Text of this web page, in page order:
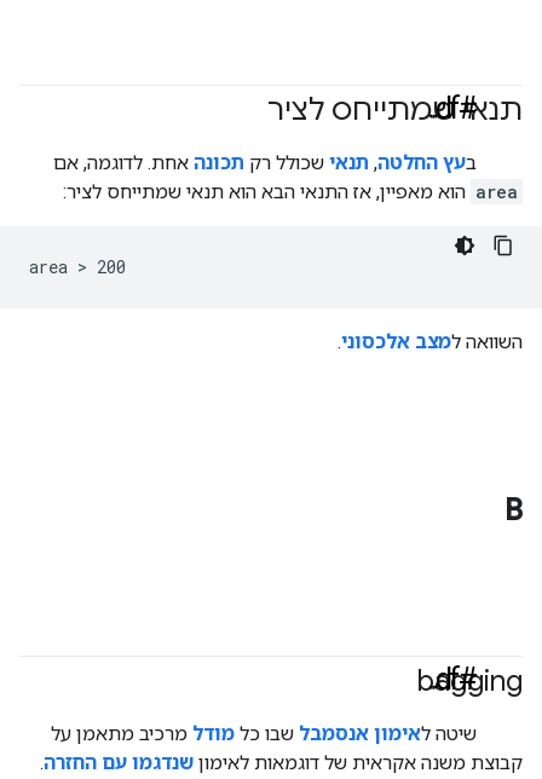
תנאי שמתייחס לציר
#df
בעץ החלטה, תנאי שכולל רק תכונה אחת. לדוגמה, אם
area הוא מאפיין, אז התנאי הבא הוא תנאי שמתייחס לציר:
area > 200
השוואה למצב אלכסוני.
B
bagging
#df
שיטה לאימון אנסמבל שבו כלמודל מרכיב מתאמן על
קבוצת משנה אקראית של דוגמאות לאימון שנדגמו עם החזרה.